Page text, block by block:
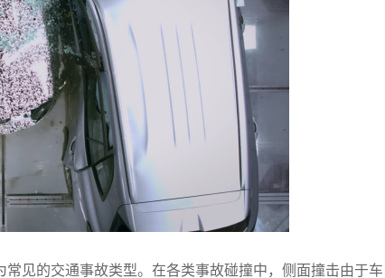
见的交通事故类型。在各类事故碰撞中，侧面撞击由于车